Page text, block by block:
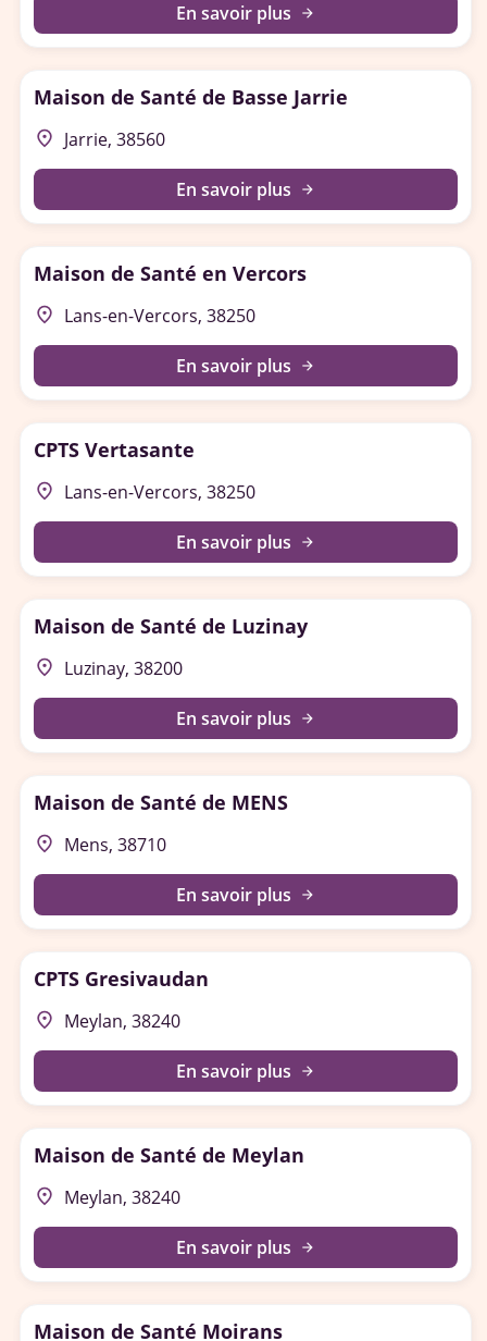
En savoir plus arrow_forward
Maison de Santé de Basse Jarrie
place Jarrie, 38560
En savoir plus arrow_forward
Maison de Santé en Vercors
place Lans-en-Vercors, 38250
En savoir plus arrow_forward
CPTS Vertasante
place Lans-en-Vercors, 38250
En savoir plus arrow_forward
Maison de Santé de Luzinay
place Luzinay, 38200
En savoir plus arrow_forward
Maison de Santé de MENS
place Mens, 38710
En savoir plus arrow_forward
CPTS Gresivaudan
place Meylan, 38240
En savoir plus arrow_forward
Maison de Santé de Meylan
place Meylan, 38240
En savoir plus arrow_forward
Maison de Santé Moirans